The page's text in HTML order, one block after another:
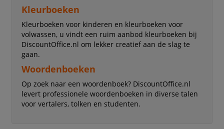
Kleurboeken
Kleurboeken voor kinderen en kleurboeken voor
volwassen, u vindt een ruim aanbod kleurboeken bij
DiscountOffice.nl om lekker creatief aan de slag te
gaan.
Woordenboeken
Op zoek naar een woordenboek? DiscountOffice.nl
levert professionele woordenboeken in diverse talen
voor vertalers, tolken en studenten.